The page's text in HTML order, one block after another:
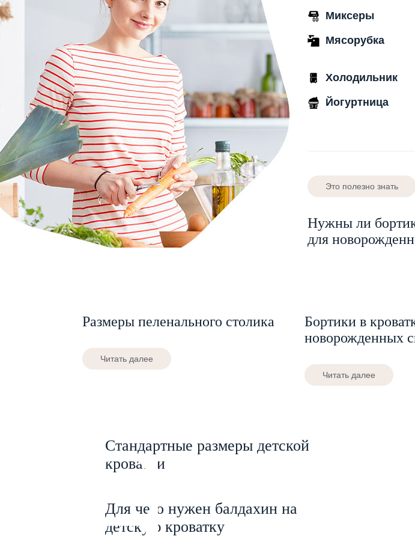
Миксеры
Мясорубка
Холодильник
Йогуртница
Это полезно знать
Нужны ли
для
Размеры пеленального столика
Читать далее
Бортики в
новорожденных
Читать далее
Стандартные размеры детской
кроватки
Для чего нужен балдахин на
детскую кроватку